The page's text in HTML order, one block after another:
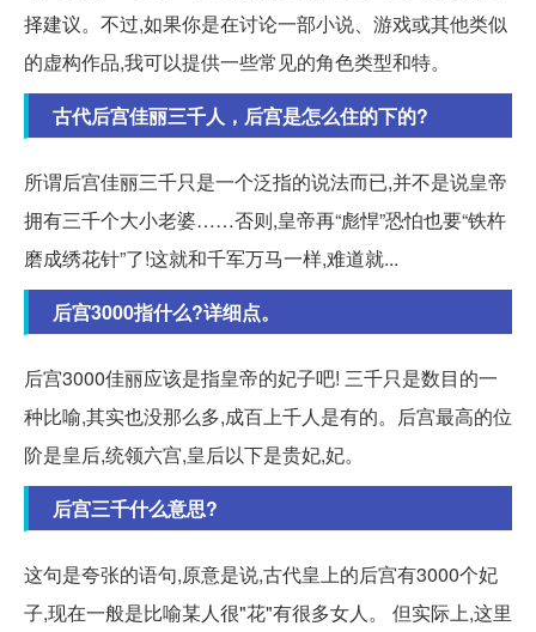
择建议。不过,如果你是在讨论一部小说、游戏或其他类似
的虚构作品,我可以提供一些常见的角色类型和特。
古代后宫佳丽三千人，后宫是怎么住的下的?
所谓后宫佳丽三千只是一个泛指的说法而已,并不是说皇帝
拥有三千个大小老婆……否则,皇帝再“彪悍”恐怕也要“铁杵
磨成绣花针”了!这就和千军万马一样,难道就...
后宫3000指什么?详细点。
后宫3000佳丽应该是指皇帝的妃子吧! 三千只是数目的一
种比喻,其实也没那么多,成百上千人是有的。后宫最高的位
阶是皇后,统领六宫,皇后以下是贵妃,妃。
后宫三千什么意思?
这句是夸张的语句,原意是说,古代皇上的后宫有3000个妃
子,现在一般是比喻某人很"花"有很多女人。 但实际上,这里